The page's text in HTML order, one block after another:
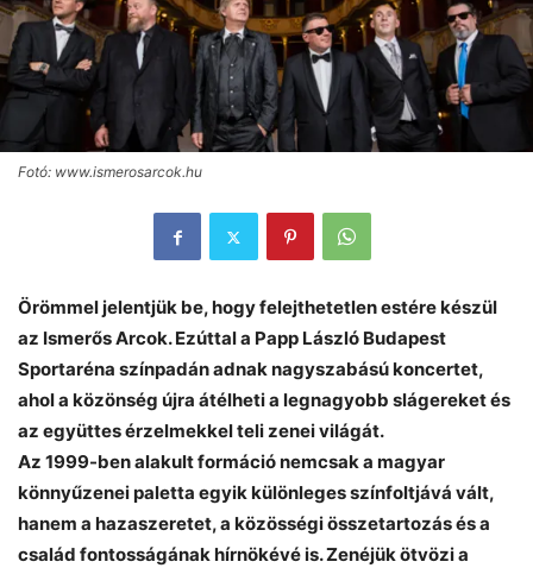
Fotó: www.ismerosarcok.hu
Örömmel jelentjük be, hogy felejthetetlen estére készül
az Ismerős Arcok. Ezúttal a Papp László Budapest
Sportaréna színpadán adnak nagyszabású koncertet,
ahol a közönség újra átélheti a legnagyobb slágereket és
az együttes érzelmekkel teli zenei világát.
Az 1999-ben alakult formáció nemcsak a magyar
könnyűzenei paletta egyik különleges színfoltjává vált,
hanem a hazaszeretet, a közösségi összetartozás és a
család fontosságának hírnökévé is. Zenéjük ötvözi a